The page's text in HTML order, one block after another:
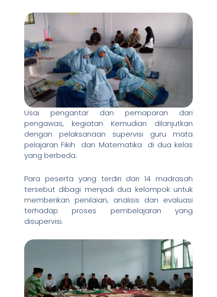
Usai pengantar dan pemaparan dari
pengawas, kegiatan Kemudian dilanjutkan
dengan pelaksanaan supervisi guru mata
pelajaran Fikih dan Matematika di dua kelas
yang berbeda.
Para peserta yang terdiri dari 14 madrasah
tersebut dibagi menjadi dua kelompok untuk
memberikan penilaian, analisis dan evaluasi
terhadap proses pembelajaran yang
disupervisi.